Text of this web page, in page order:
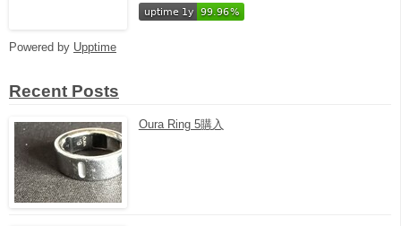
Powered by Upptime
Recent Posts
Oura Ring 5購入